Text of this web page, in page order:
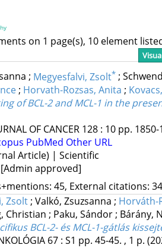
on 1 page(s), 10 element
; Megyesfalvi, Zsolt* ;
; Horvath-Rozsas, Anita ;
of BCL-2 and MCL-1 in the
OF CANCER 128: 10 pp.
PubMed Other URL
Article) | Scientific
[Admin approved]
45, External citations:
Zsolt ; Valkó, Zsuzsanna ; Horváth-
Christian ; Paku, Sándor ; Bárány,
BCL-2- és MCL-1-gátlás
67: S1 pp. 45-45. , 1 p.